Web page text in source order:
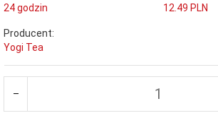
24 godzin
12.49 PLN
Producent:
Yogi Tea